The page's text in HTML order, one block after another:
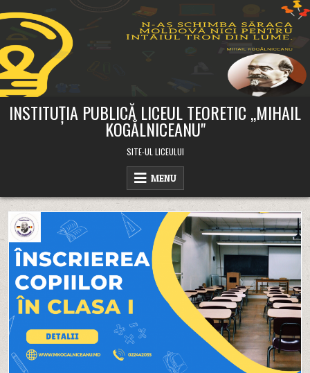
to
INSTITUȚIA PUBLICĂ LICEUL TEORETIC ,,MIHAIL
KOGĂLNICEANU"
SITE-UL LICEULUI
MENU